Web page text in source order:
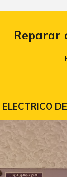
Reparar